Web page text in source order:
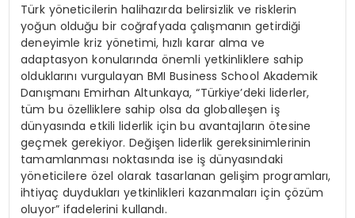
Türk yöneticilerin halihazırda belirsizlik ve risklerin
yoğun olduğu bir coğrafyada çalışmanın getirdiği
deneyimle kriz yönetimi, hızlı karar alma ve
adaptasyon konularında önemli yetkinliklere sahip
olduklarını vurgulayan BMI Business School Akademik
Danışmanı Emirhan Altunkaya, “Türkiye’deki liderler,
tüm bu özelliklere sahip olsa da globalleşen iş
dünyasında etkili liderlik için bu avantajların ötesine
geçmek gerekiyor. Değişen liderlik gereksinimlerinin
tamamlanması noktasında ise iş dünyasındaki
yöneticilere özel olarak tasarlanan gelişim programları,
ihtiyaç duydukları yetkinlikleri kazanmaları için çözüm
oluyor” ifadelerini kullandı.